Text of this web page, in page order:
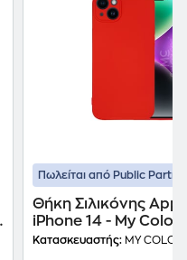
Πωλείται από Public
Θήκη Σιλικόνης
iPhone 14 - My
Κόκκινο
Κατασκευαστής: MY